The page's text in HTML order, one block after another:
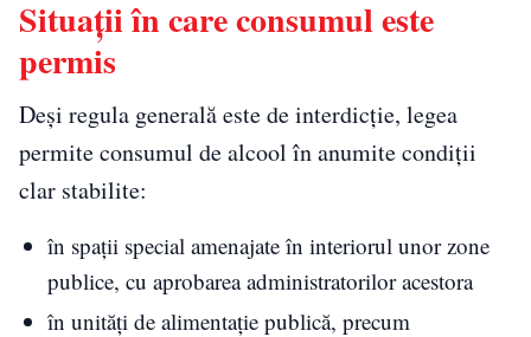
Situații în care consumul este
permis
Deși regula generală este de interdicție, legea
permite consumul de alcool în anumite condiții
clar stabilite:
în spații special amenajate în interiorul unor zone
publice, cu aprobarea administratorilor acestora
în unități de alimentație publică, precum